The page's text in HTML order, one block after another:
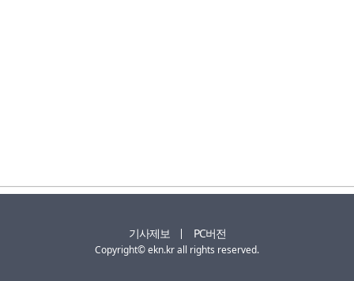
기사제보 PC버전
Copyright© ekn.kr all rights reserved.